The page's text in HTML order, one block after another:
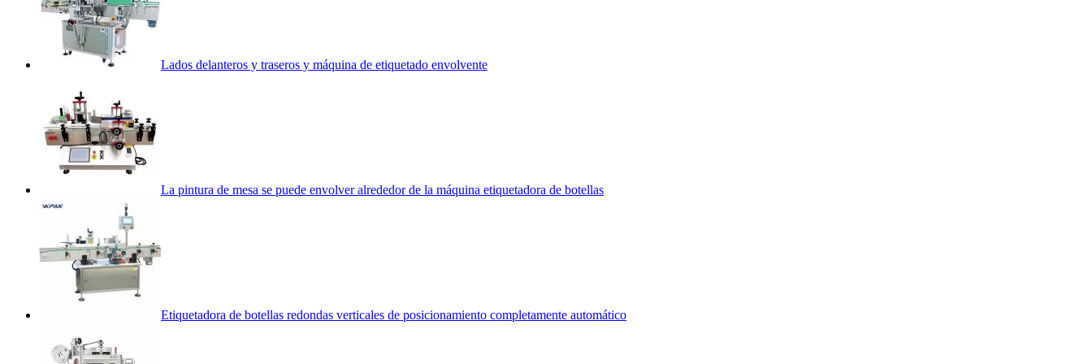
Lados delanteros y traseros y máquina de etiquetado envolvente
La pintura de mesa se puede envolver alrededor de la máquina etiquetadora de botellas
Etiquetadora de botellas redondas verticales de posicionamiento completamente automático